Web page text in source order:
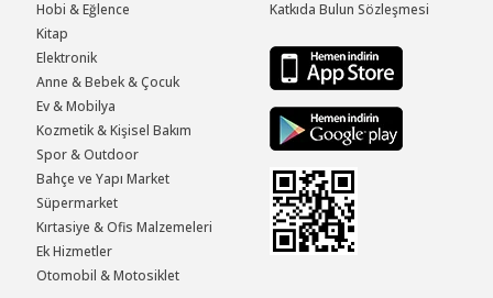
Hobi & Eğlence
Kitap
Elektronik
Anne & Bebek & Çocuk
Ev & Mobilya
Kozmetik & Kişisel Bakım
Spor & Outdoor
Bahçe ve Yapı Market
Süpermarket
Kırtasiye & Ofis Malzemeleri
Ek Hizmetler
Otomobil & Motosiklet
Katkıda Bulun Sözleşmesi